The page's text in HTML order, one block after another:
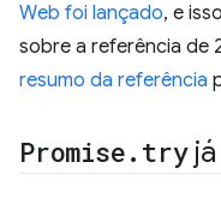
Web foi lançado, e
sobre a referência de
resumo da referência
Promise. tryjá